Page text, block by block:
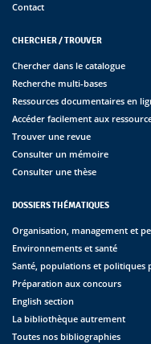
Contact
CHERCHER / TROUVER
Chercher dans le catalogue
Recherche multi-bases
Ressources documentaires en
Accéder facilement aux
Trouver une revue
Consulter un mémoire
Consulter une thèse
DOSSIERS THÉMATIQUES
Organisation, management et
Environnements et santé
Santé, populations et politiques
Préparation aux concours
English section
La bibliothèque autrement
Toutes nos bibliographies